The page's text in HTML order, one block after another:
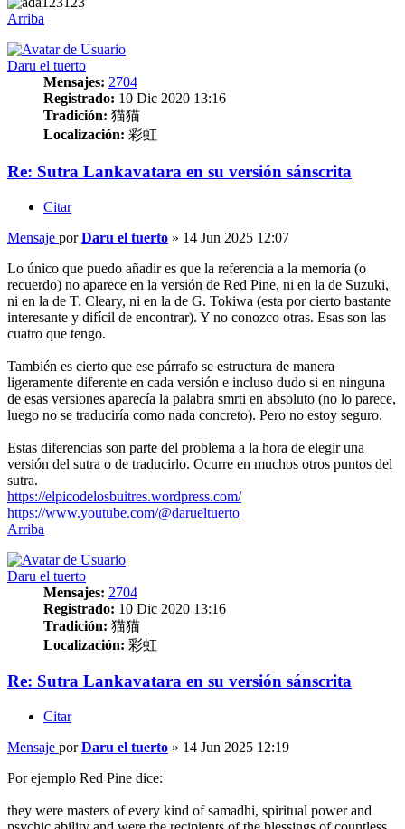
Arriba
Daru el tuerto
Mensajes: 2704
Registrado: 10 Dic 2020 13:16
Tradición: 猫猫
Localización: 彩虹
Re: Sutra Lankavatara en su versión sánscrita
Citar
Mensaje porDaru el tuerto » 14 Jun 2025 12:07
Lo único que puedo añadir es que la referencia a la memoria (o
recuerdo) no aparece en la versión de Red Pine, ni en la de Suzuki,
ni en la de T. Cleary, ni en la de G. Tokiwa (esta por cierto bastante
interesante y difícil de encontrar). Y no conozco otras. Esas son las
cuatro que tengo.
También es cierto que ese párrafo se estructura de manera
ligeramente diferente en cada versión e incluso dudo si en ninguna
de esas versiones aparecía la palabra smrti en absoluto (no lo parece,
luego no se traduciría como nada concreto). Pero no estoy seguro.
Estas diferencias son parte del problema a la hora de elegir una
versión del sutra o de traducirlo. Ocurre en muchos otros puntos del
sutra.
https://elpicodelosbuitres.wordpress.com/
https://www.youtube.com/@darueltuerto
Arriba
Daru el tuerto
Mensajes: 2704
Registrado: 10 Dic 2020 13:16
Tradición: 猫猫
Localización: 彩虹
Re: Sutra Lankavatara en su versión sánscrita
Citar
Mensaje porDaru el tuerto » 14 Jun 2025 12:19
Por ejemplo Red Pine dice:
they were masters of every kind of samadhi, spiritual power and